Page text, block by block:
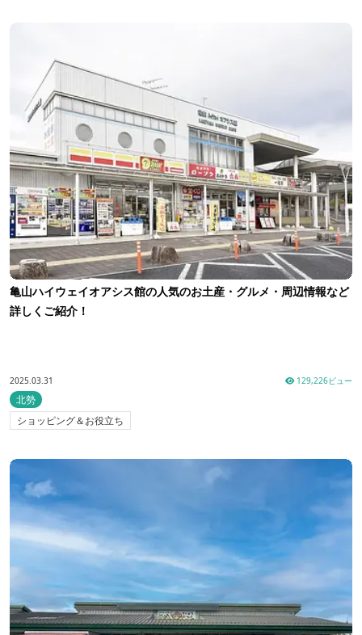
亀山ハイウェイオアシス館の人気のお土産・グルメ・周辺情報など
詳しくご紹介！
2025.03.31 129,226ビュー
北勢
ショッピング＆お役立ち